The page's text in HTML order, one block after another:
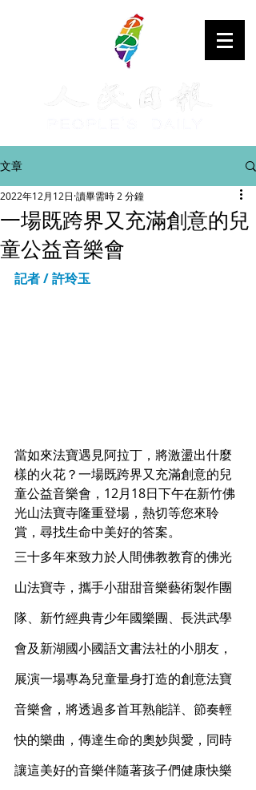
文章
一場既跨界又充滿創意的兒
童公益音樂會
2022年12月12日 讀畢需時 2 分鐘
記者 / 許玲玉
當如來法寶遇見阿拉丁，將激盪出什麼
樣的火花？一場既跨界又充滿創意的兒
童公益音樂會，12月18日下午在新竹佛
光山法寶寺隆重登場，熱切等您來聆
賞，尋找生命中美好的答案。
三十多年來致力於人間佛教教育的佛光
山法寶寺，攜手小甜甜音樂藝術製作團
隊、新竹經典青少年國樂團、長洪武學
會及新湖國小國語文書法社的小朋友，
展演一場專為兒童量身打造的創意法寶
音樂會，將透過多首耳熟能詳、節奏輕
快的樂曲，傳達生命的奧妙與愛，同時
讓這美好的音樂伴隨著孩子們健康快樂